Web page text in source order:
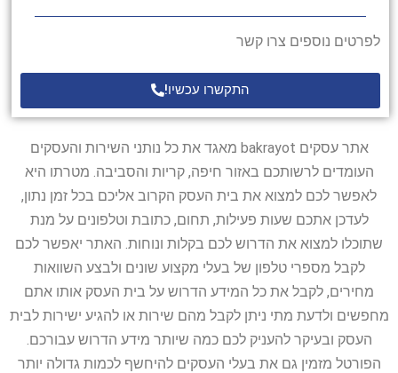
לפרטים נוספים צרו קשר
התקשרו עכשיו!
אתר עסקים bakrayot מאגד את כל נותני השירות והעסקים
העומדים לרשותכם באזור חיפה, קריות והסביבה. מטרתו היא
לאפשר לכם למצוא את בית העסק הקרוב אליכם בכל זמן נתון,
לעדכן אתכם שעות פעילות, תחום, כתובת וטלפונים על מנת
שתוכלו למצוא את הדרוש לכם בקלות ונוחות. האתר יאפשר לכם
לקבל מספרי טלפון של בעלי מקצוע שונים ולבצע השוואות
מחירים, לקבל את כל המידע הדרוש על בית העסק אותו אתם
מחפשים ולדעת מתי ניתן לקבל מהם שירות או להגיע ישירות לבית
העסק ובעיקר להעניק לכם כמה שיותר מידע הדרוש עבורכם.
הפורטל מזמין גם את בעלי העסקים להיחשף לכמות גדולה יותר